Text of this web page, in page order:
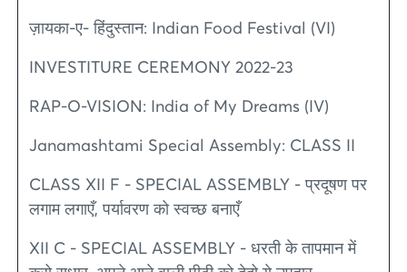
ज़ायका-ए- हिंदुस्तान: Indian Food Festival (VI)
INVESTITURE CEREMONY 2022-23
RAP-O-VISION: India of My Dreams (IV)
Janamashtami Special Assembly: CLASS II
CLASS XII F - SPECIAL ASSEMBLY - प्रदूषण पर
लगाम लगाएँ, पर्यावरण को स्वच्छ बनाएँ
XII C - SPECIAL ASSEMBLY - धरती के तापमान में